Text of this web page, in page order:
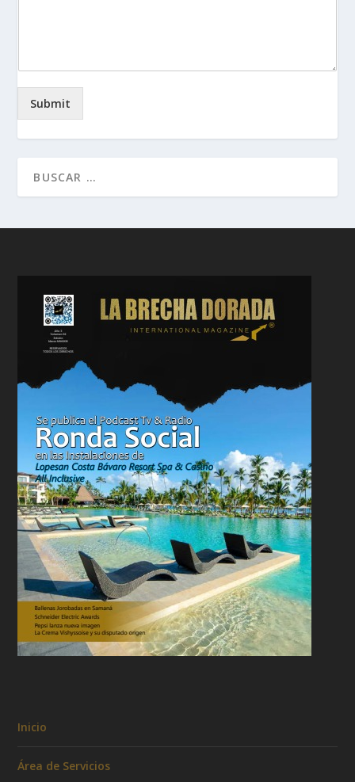
Submit
Inicio
Área de Servicios